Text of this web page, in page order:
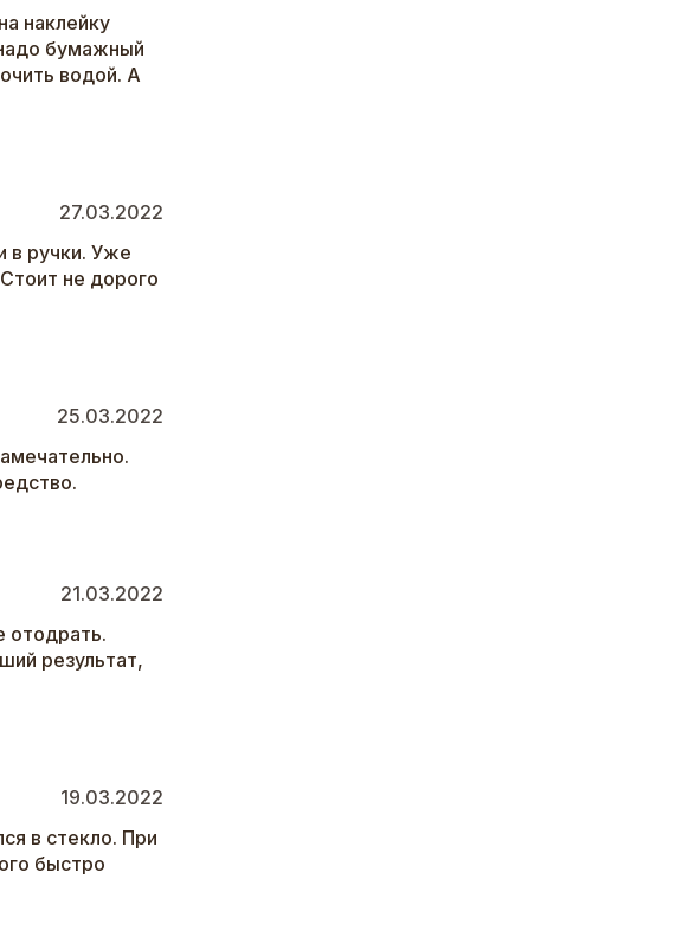
наклейку
бумажный
водой. А
27.03.2022
в ручки. Уже
не дорого
25.03.2022
21.03.2022
отодрать.
результат,
19.03.2022
в стекло. При
быстро